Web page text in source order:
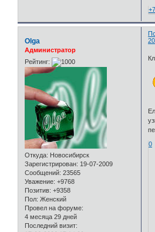
+7
Olga
Администратор
Рейтинг:
Откуда: Новосибирск
Зарегистрирован: 19-07-2009
Сообщений: 23565
Уважение: +9768
Позитив: +9358
Пол: Женский
Провел на форуме:
4 месяца 29 дней
Последний визит:
0